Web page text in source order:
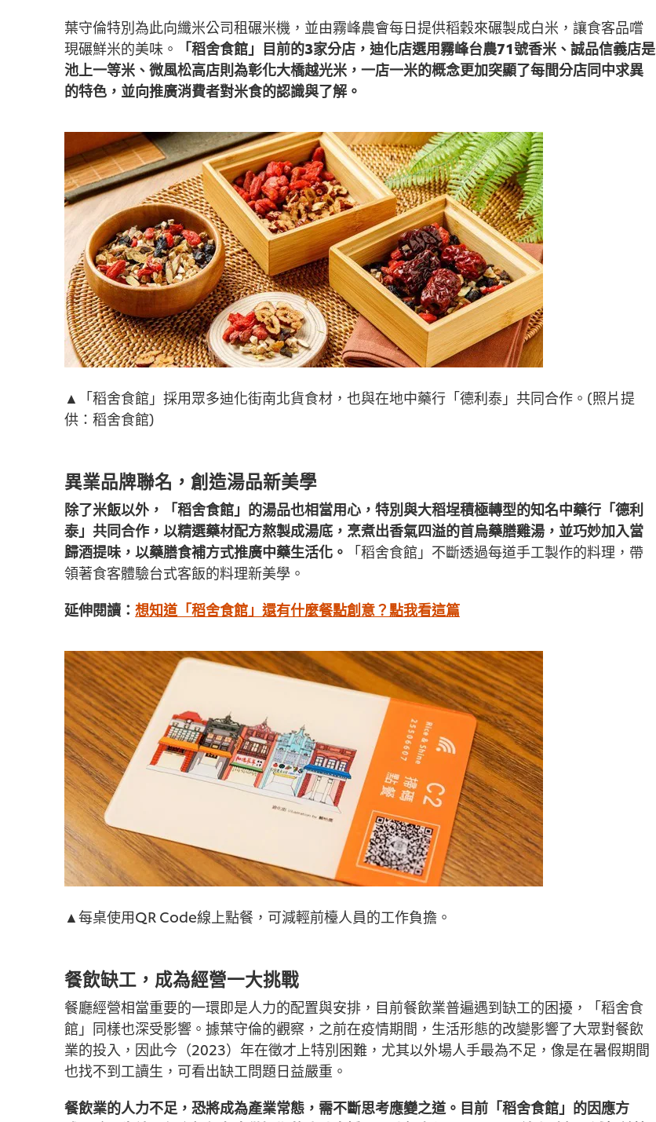
葉守倫特別為此向纖米公司租碾米機，並由霧峰農會每日提供稻穀來碾製成白米，讓食客品嚐
現碾鮮米的美味。
「稻舍食館」目前的3家分店，迪化店選用霧峰台農71號香米、誠品信義店是
池上一等米、微風松高店則為彰化大橋越光米，一店一米的概念更加突顯了每間分店同中求異
的特色，並向推廣消費者對米食的認識與了解。
▲「稻舍食館」採用眾多迪化街南北貨食材，也與在地中藥行「德利泰」共同合作。(照片提
供：稻舍食館)
異業品牌聯名，創造湯品新美學
除了米飯以外，「稻舍食館」的湯品也相當用心，特別與大稻埕積極轉型的知名中藥行「德利
泰」共同合作，以精選藥材配方熬製成湯底，烹煮出香氣四溢的首烏藥膳雞湯，並巧妙加入當
歸酒提味，以藥膳食補方式推廣中藥生活化。
「稻舍食館」不斷透過每道手工製作的料理，帶
領著食客體驗台式客飯的料理新美學。
延伸閱讀： 想知道「稻舍食館」還有什麼餐點創意？點我看這篇
▲每桌使用QR Code線上點餐，可減輕前檯人員的工作負擔。
餐飲缺工，成為經營一大挑戰
餐廳經營相當重要的一環即是人力的配置與安排，目前餐飲業普遍遇到缺工的困擾，「稻舍食
館」同樣也深受影響。據葉守倫的觀察，之前在疫情期間，生活形態的改變影響了大眾對餐飲
業的投入，因此今（2023）年在徵才上特別困難，尤其以外場人手最為不足，像是在暑假期間
也找不到工讀生，可看出缺工問題日益嚴重。
餐飲業的人力不足，恐將成為產業常態，需不斷思考應變之道。目前「稻舍食館」的因應方